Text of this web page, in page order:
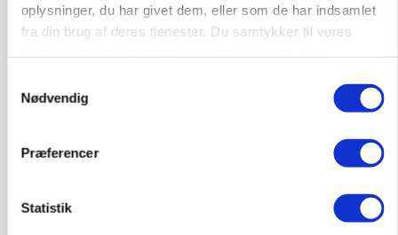
oplysninger, du har givet dem, eller som de har indsamlet
fra din brug af deres tjenester. Du samtykker til vores
Nødvendig
Præferencer
Statistik
Leder til klimastald
9670, Løgstør 03. aug.